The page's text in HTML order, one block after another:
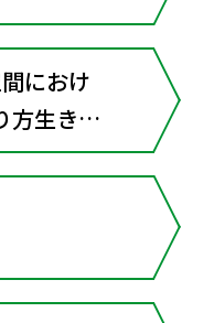
におけ
方生き方
倫理